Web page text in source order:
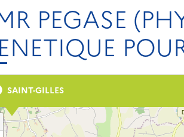
PEGASE
SAINT-GILLES